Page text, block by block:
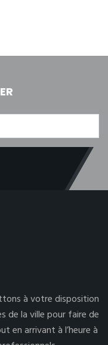
à votre disposition
de la ville pour faire de
en arrivant à l’heure à